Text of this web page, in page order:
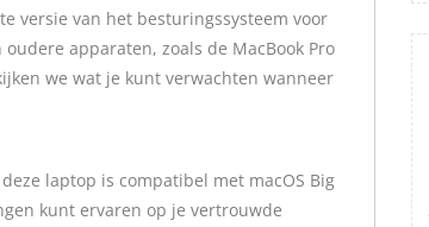
versie van het besturingssysteem voor
apparaten, zoals de MacBook Pro
we wat je kunt verwachten wanneer
laptop is compatibel met macOS Big
kunt ervaren op je vertrouwde